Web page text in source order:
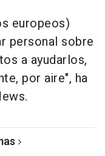
europeos)
personal sobre
a ayudarlos,
por aire", ha